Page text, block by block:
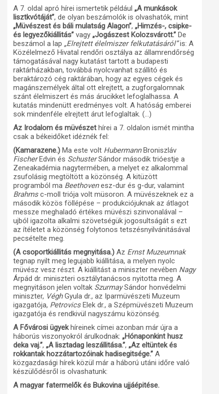
A 7. oldal apró hírei ismertetik például „A munkások
lisztkvótáját”, de olyan beszámolók is olvashatók, mint
„Müvészest és báli mulatság Alagon”, „Himzés-, csipke-
és legyezőkiállitás” vagy „Jogászest Kolozsvárott.” De
beszámol a lap „Elrejtett élelmiszer felkutatásáról”is: A
Közélelmező Hivatal rendőri osztálya az államrendőrség
támogatásával nagy kutatást tartott a budapesti
raktárházakban, továbbá nyolcvanhat szállitó és
beraktározó cég raktárában, hogy az egyes cégek és
magánszemélyek által ott elrejtett, a zugforgalomnak
szánt élelmiszert és más árucikket lefoglalhassa. A
kutatás mindenütt eredményes volt. A hatóság emberei
sok mindenféle elrejtett árut lefoglaltak. (…)
Az Irodalom és müvészethírei a 7. oldalon ismét mintha
csak a békeidőket idéznék fel:
(Kamarazene.) Ma este volt HubermannBroniszláv
FischerEdvin és SchusterSándor második trióestje a
Zeneakadémia nagytermében, a melyet ez alkalommal
zsufolásig megtöltött a közönség. A kitüzött
programból ma Beethovenesz-dur és g-dur, valamint
Brahmsc-moll triója volt müsoron. A müvészeknek ez a
második közös föllépése – produkciójuknak az átlagot
messze meghaladó értékes müvészi szinvonalával –
ujból igazolta alkalmi szövetségük jogosultságát s ezt
az ítéletet a közönség folytonos tetszésnyilvánitásával
pecsételte meg.
(A csoportkiállitás megnyitása.) Az Ernst Muzeumnak
tegnap nyilt meg legujabb kiállitása, a melyen nyolc
müvész vesz részt. A kiállitást a miniszter nevében Nagy
Árpád dr. miniszteri osztálytanácsos nyitotta meg. A
megnyitáson jelen voltak SzurmaySándor honvédelmi
miniszter, VéghGyula dr., az Iparmüvészeti Muzeum
igazgatója, PetrovicsElek dr., a Szépmüvészeti Muzeum
igazgatója és rendkivül nagyszámu közönség.
A Fővárosi ügyekhíreinek címei azonban már újra a
háborús viszonyokról árulkodnak: „Hónaponkint husz
deka vaj.”, „A lisztadag leszállitása.”, „Az eltüntek és
rokkantak hozzátartozóinak hadisegitsége.” A
közgazdasági hírek közül már a háború utáni időre való
készülődésről is olvashatunk:
A magyar fatermelők és Bukovina ujjáépitése.